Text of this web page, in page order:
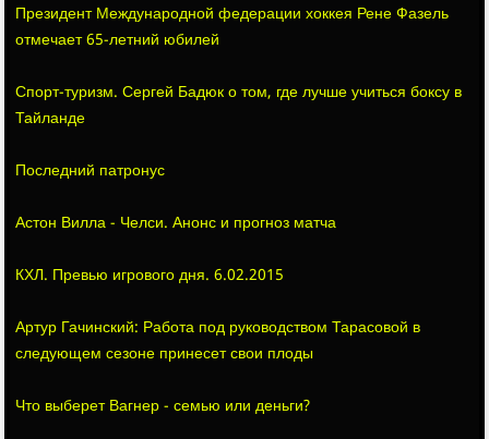
Президент Международной федерации хоккея Рене Фазель
отмечает 65-летний юбилей
Спорт-туризм. Сергей Бадюк о том, где лучше учиться боксу в
Тайланде
Последний патронус
Астон Вилла - Челси. Анонс и прогноз матча
КХЛ. Превью игрового дня. 6.02.2015
Артур Гачинский: Работа под руководством Тарасовой в
следующем сезоне принесет свои плоды
Что выберет Вагнер - семью или деньги?